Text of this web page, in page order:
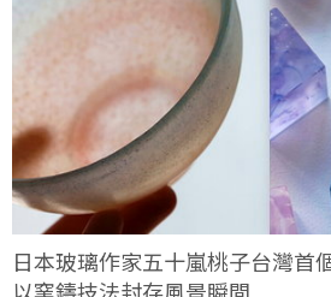
日本玻璃作家五十嵐桃子台灣首
以窯鑄技法封存風景瞬間